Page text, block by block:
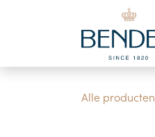
Overslaan naar inhoud
Alle producten